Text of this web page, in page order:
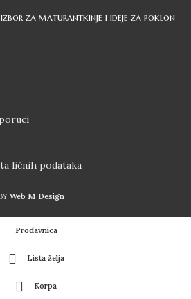
za maturantkinje i ideje za poklon
ličnih podataka
Web M Design
Prodavnica
Lista želja
Korpa